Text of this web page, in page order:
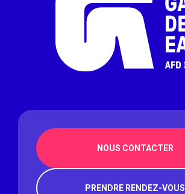
NOUS CONTACTER
PRENDRE RENDEZ-VOUS